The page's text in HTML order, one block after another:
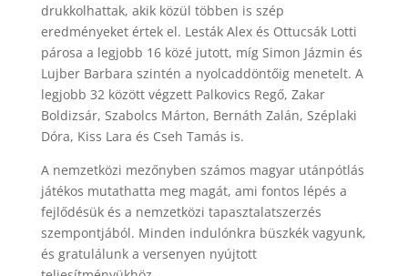
drukkolhattak, akik közül többen is szép
eredményeket értek el. Lesták Alex és Ottucsák Lotti
párosa a legjobb 16 közé jutott, míg Simon Jázmin és
Lujber Barbara szintén a nyolcaddöntőig menetelt. A
legjobb 32 között végzett Palkovics Regő, Zakar
Boldizsár, Szabolcs Márton, Bernáth Zalán, Széplaki
Dóra, Kiss Lara és Cseh Tamás is.
A nemzetközi mezőnyben számos magyar utánpótlás
játékos mutathatta meg magát, ami fontos lépés a
fejlődésük és a nemzetközi tapasztalatszerzés
szempontjából. Minden indulónkra büszkék vagyunk,
és gratulálunk a versenyen nyújtott